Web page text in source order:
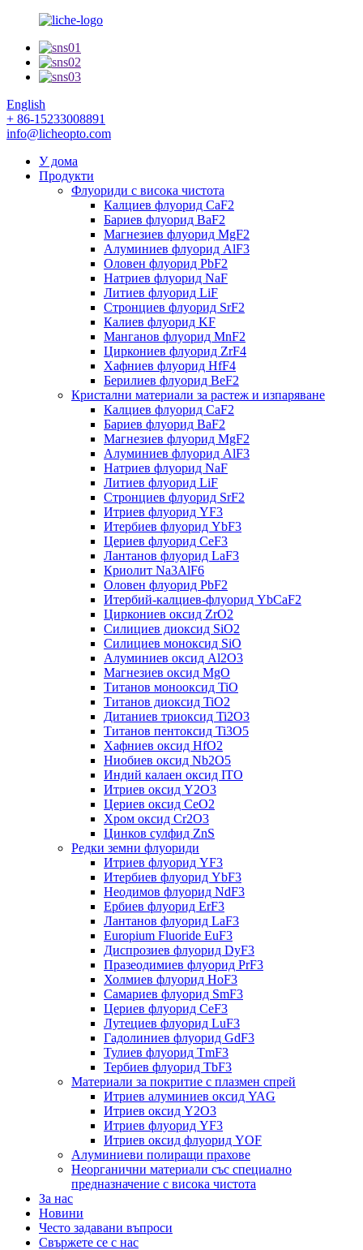
English
+ 86-15233008891
info@licheopto.com
У дома
Продукти
Флуориди с висока чистота
Калциев флуорид CaF2
Бариев флуорид BaF2
Магнезиев флуорид MgF2
Алуминиев флуорид AlF3
Оловен флуорид PbF2
Натриев флуорид NaF
Литиев флуорид LiF
Стронциев флуорид SrF2
Калиев флуорид KF
Манганов флуорид MnF2
Циркониев флуорид ZrF4
Хафниев флуорид HfF4
Берилиев флуорид BeF2
Кристални материали за растеж и изпаряване
Калциев флуорид CaF2
Бариев флуорид BaF2
Магнезиев флуорид MgF2
Алуминиев флуорид AlF3
Натриев флуорид NaF
Литиев флуорид LiF
Стронциев флуорид SrF2
Итриев флуорид YF3
Итербиев флуорид YbF3
Цериев флуорид CeF3
Лантанов флуорид LaF3
Криолит Na3AlF6
Оловен флуорид PbF2
Итербий-калциев-флуорид YbCaF2
Циркониев оксид ZrO2
Силициев диоксид SiO2
Силициев моноксид SiO
Алуминиев оксид Al2O3
Магнезиев оксид MgO
Титанов монооксид TiO
Титанов диоксид TiO2
Дитаниев триоксид Ti2O3
Титанов пентоксид Ti3O5
Хафниев оксид HfO2
Ниобиев оксид Nb2O5
Индий калаен оксид ITO
Итриев оксид Y2O3
Цериев оксид CeO2
Хром оксид Cr2O3
Цинков сулфид ZnS
Редки земни флуориди
Итриев флуорид YF3
Итербиев флуорид YbF3
Неодимов флуорид NdF3
Ербиев флуорид ErF3
Лантанов флуорид LaF3
Europium Fluoride EuF3
Диспрозиев флуорид DyF3
Празеодимиев флуорид PrF3
Холмиев флуорид HoF3
Самариев флуорид SmF3
Цериев флуорид CeF3
Лутециев флуорид LuF3
Гадолиниев флуорид GdF3
Тулиев флуорид TmF3
Тербиев флуорид TbF3
Материали за покритие с плазмен спрей
Итриев алуминиев оксид YAG
Итриев оксид Y2O3
Итриев флуорид YF3
Итриев оксид флуорид YOF
Алуминиеви полиращи прахове
Неорганични материали със специално
предназначение с висока чистота
За нас
Новини
Често задавани въпроси
Свържете се с нас